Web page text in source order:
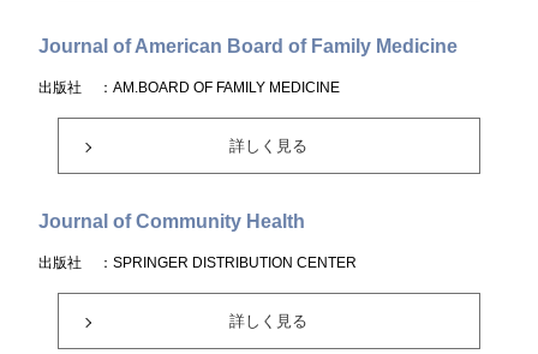
Journal of American Board of Family Medicine
出版社 ：AM.BOARD OF FAMILY MEDICINE
詳しく見る
Journal of Community Health
出版社 ：SPRINGER DISTRIBUTION CENTER
詳しく見る